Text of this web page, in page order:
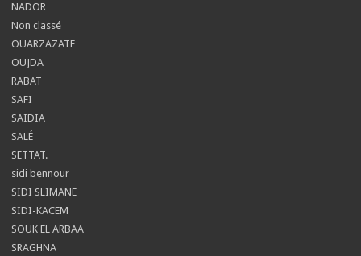
NADOR
Non classé
OUARZAZATE
OUJDA
RABAT
SAFI
SAIDIA
SALÉ
SETTAT.
sidi bennour
SIDI SLIMANE
SIDI-KACEM
SOUK EL ARBAA
SRAGHNA